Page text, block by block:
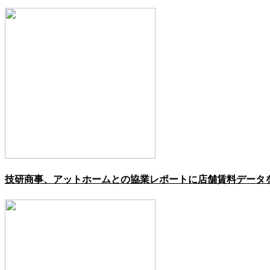
技研商事、アットホームとの協業レポートに店舗賃料データ